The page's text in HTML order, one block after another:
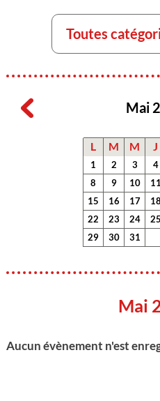
Toutes
Mai
L M M J
1 2 3 4
8
9 10 11
15
16 17 18
22
23 24 25
29
30 31
Mai
Aucun évènement n'est